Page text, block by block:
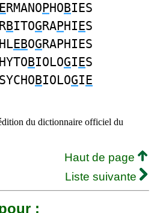
RMANOPHOBIES
BITOGRAPHIES
HLEBOGRAPHIES
HYTOBIOLOGIES
SYCHOBIOLOGIE
du dictionnaire officiel du
Haut de page
Liste suivante
: